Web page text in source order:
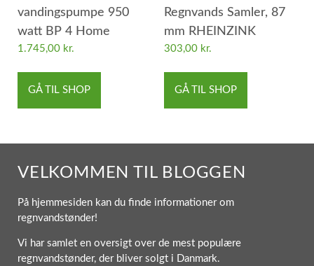
vandingspumpe 950
watt BP 4 Home
1.745,00 kr.
GÅ TIL SHOP
Regnvands Samler, 87
mm RHEINZINK
303,00 kr.
GÅ TIL SHOP
VELKOMMEN TIL BLOGGEN
På hjemmesiden kan du finde informationer om
regnvandstønder!
Vi har samlet en oversigt over de mest populære
regnvandstønder, der bliver solgt i Danmark.